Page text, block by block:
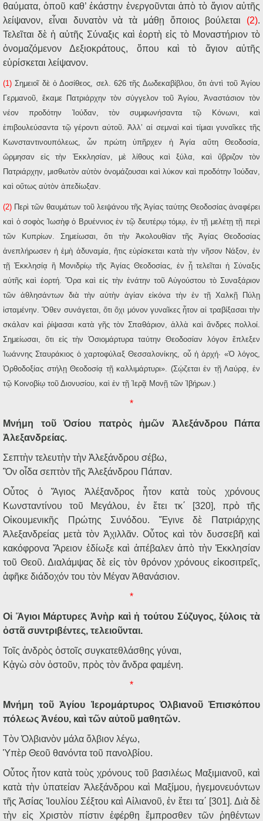
θαύματα, ὁποῦ καθ’ ἑκάστην ἐνεργοῦνται ἀπὸ τὸ ἅγιον αὐτῆς
λείψανον, εἶναι δυνατὸν νὰ τὰ μάθῃ ὅποιος βούλεται (2).
Τελεῖται δὲ ἡ αὐτῆς Σύναξις καὶ ἑορτὴ εἰς τὸ Μοναστήριον τὸ
ὀνομαζόμενον Δεξιοκράτους, ὅπου καὶ τὸ ἅγιον αὐτῆς
εὑρίσκεται λείψανον.
(1) Σημειοῖ δὲ ὁ Δοσίθεος, σελ. 626 τῆς Δωδεκαβίβλου, ὅτι ἀντὶ τοῦ Ἁγίου
Γερμανοῦ, ἔκαμε Πατριάρχην τὸν σύγγελον τοῦ Ἁγίου, Ἀναστάσιον τὸν
νέον προδότην Ἰούδαν, τὸν συμφωνήσαντα τῷ Κόνωνι, καὶ
ἐπιβουλεύσαντα τῷ γέροντι αὐτοῦ. Ἀλλ’ αἱ σεμναὶ καὶ τίμιαι γυναῖκες τῆς
Κωνσταντινουπόλεως, ὧν πρώτη ὑπῆρχεν ἡ Ἁγία αὕτη Θεοδοσία,
ὥρμησαν εἰς τὴν Ἐκκλησίαν, μὲ λίθους καὶ ξύλα, καὶ ὕβριζον τὸν
Πατριάρχην, μισθωτὸν αὐτὸν ὀνομάζουσαι καὶ λύκον καὶ προδότην Ἰούδαν,
καὶ οὕτως αὐτὸν ἀπεδίωξαν.
(2) Περὶ τῶν θαυμάτων τοῦ λειψάνου τῆς Ἁγίας ταύτης Θεοδοσίας ἀναφέρει
καὶ ὁ σοφὸς Ἰωσὴφ ὁ Βρυέννιος ἐν τῷ δευτέρῳ τόμῳ, ἐν τῇ μελέτῃ τῇ περὶ
τῶν Κυπρίων. Σημείωσαι, ὅτι τὴν Ἀκολουθίαν τῆς Ἁγίας Θεοδοσίας
ἀνεπλήρωσεν ἡ ἐμὴ ἀδυναμία, ἥτις εὑρίσκεται κατὰ τὴν νῆσον Νάξον, ἐν
τῇ Ἐκκλησίᾳ ἢ Μονιδρίῳ τῆς Ἁγίας Θεοδοσίας, ἐν ᾗ τελεῖται ἡ Σύναξις
αὐτῆς καὶ ἑορτή. Ὅρα καὶ εἰς τὴν ἐνάτην τοῦ Αὐγούστου τὸ Συναξάριον
τῶν ἀθλησάντων διὰ τὴν αὐτὴν ἁγίαν εἰκόνα τὴν ἐν τῇ Χαλκῇ Πύλῃ
ἱσταμένην. Ὅθεν συνάγεται, ὅτι ὄχι μόνον γυναῖκες ἦτον αἱ τραβίξασαι τὴν
σκάλαν καὶ ῥίψασαι κατὰ γῆς τὸν Σπαθάριον, ἀλλὰ καὶ ἄνδρες πολλοί.
Σημείωσαι, ὅτι εἰς τὴν Ὁσιομάρτυρα ταύτην Θεοδοσίαν λόγον ἔπλεξεν
Ἰωάννης Σταυράκιος ὁ χαρτοφύλαξ Θεσσαλονίκης, οὗ ἡ ἀρχή· «Ὁ λόγος,
Ὀρθοδοξίας στήλῃ Θεοδοσίᾳ τῇ καλλιμάρτυρι». (Σῴζεται ἐν τῇ Λαύρᾳ, ἐν
τῷ Κοινοβίῳ τοῦ Διονυσίου, καὶ ἐν τῇ Ἱερᾷ Μονῇ τῶν Ἰβήρων.)
*
Μνήμη τοῦ Ὁσίου πατρὸς ἡμῶν Ἀλεξάνδρου Πάπα
Ἀλεξανδρείας.
Σεπτὴν τελευτὴν τὴν Ἀλεξάνδρου σέβω,
Ὃν οἶδα σεπτὸν τῆς Ἀλεξάνδρου Πάπαν.
Οὗτος ὁ Ἅγιος Ἀλέξανδρος ἦτον κατὰ τοὺς χρόνους
Κωνσταντίνου τοῦ Μεγάλου, ἐν ἔτει τκ΄ [320], πρὸ τῆς
Οἰκουμενικῆς Πρώτης Συνόδου. Ἔγινε δὲ Πατριάρχης
Ἀλεξανδρείας μετὰ τὸν Ἀχιλλᾶν. Οὗτος καὶ τὸν δυσσεβῆ καὶ
κακόφρονα Ἄρειον ἐδίωξε καὶ ἀπέβαλεν ἀπὸ τὴν Ἐκκλησίαν
τοῦ Θεοῦ. Διαλάμψας δὲ εἰς τὸν θρόνον χρόνους εἰκοσιτρεῖς,
ἀφῆκε διάδοχόν του τὸν Μέγαν Ἀθανάσιον.
*
Οἱ Ἅγιοι Μάρτυρες Ἀνὴρ καὶ ἡ τούτου Σύζυγος, ξύλοις τὰ
ὀστᾶ συντριβέντες, τελειοῦνται.
Τοῖς ἀνδρὸς ὀστοῖς συγκατεθλάσθης γύναι,
Κᾀγὼ σὸν ὀστοῦν, πρὸς τὸν ἄνδρα φαμένη.
*
Μνήμη τοῦ Ἁγίου Ἱερομάρτυρος Ὀλβιανοῦ Ἐπισκόπου
πόλεως Ἀνέου, καὶ τῶν αὐτοῦ μαθητῶν.
Τὸν Ὀλβιανὸν μάλα ὄλβιον λέγω,
Ὑπὲρ Θεοῦ θανόντα τοῦ πανολβίου.
Οὗτος ἦτον κατὰ τοὺς χρόνους τοῦ βασιλέως Μαξιμιανοῦ, καὶ
κατὰ τὴν ὑπατείαν Ἀλεξάνδρου καὶ Μαξίμου, ἡγεμονευόντων
τῆς Ἀσίας Ἰουλίου Σέξτου καὶ Αἰλιανοῦ, ἐν ἔτει τα΄ [301]. Διὰ δὲ
τὴν εἰς Χριστὸν πίστιν ἐφέρθη ἔμπροσθεν τῶν ῥηθέντων